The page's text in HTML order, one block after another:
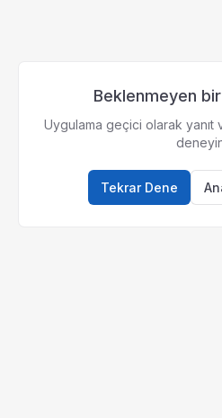
Beklenmeyen
Uygulama geçici olarak yanıt
Tekrar Dene